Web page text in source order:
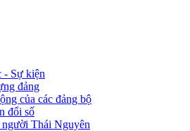
- Sự kiện
đảng
của các đảng bộ
đổi số
Thái Nguyên